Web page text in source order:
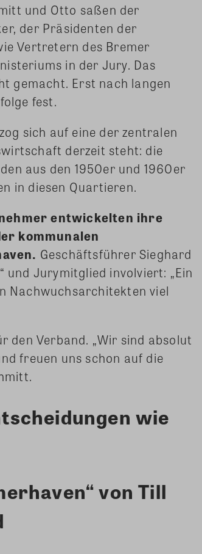
und Otto saßen der
der Präsidenten der
Vertretern des Bremer
in der Jury. Das
gemacht. Erst nach langen
fest.
sich auf eine der zentralen
derzeit steht: die
aus den 1950er und 1960er
in diesen Quartieren.
entwickelten ihre
kommunalen
Geschäftsführer Sieghard
und Jurymitglied involviert: „Ein
Nachwuchsarchitekten viel
den Verband. „Wir sind absolut
freuen uns schon auf die
wie
von Till